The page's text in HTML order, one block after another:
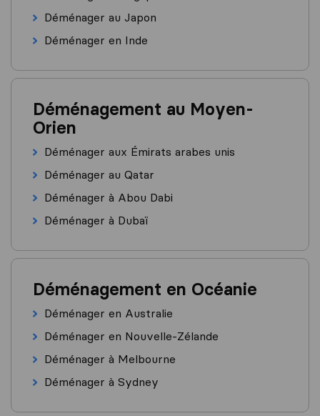
Déménager au Japon
Déménager en Inde
Déménagement au Moyen-
Orien
Déménager aux Émirats arabes unis
Déménager au Qatar
Déménager à Abou Dabi
Déménager à Dubaï
Déménagement en Océanie
Déménager en Australie
Déménager en Nouvelle-Zélande
Déménager à Melbourne
Déménager à Sydney